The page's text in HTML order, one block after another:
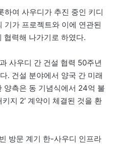
하여 사우디가 추진 중인 키디
기가 프로젝트와 이에 연관된
협력해 나가기로 하였다.
사우디 간 건설 협력 50주년
. 건설 분야에서 양국 간 미래
양측은 동 기념식에서 24억 불
지 2′ 계약이 체결된 것을 환
방문 계기 한-사우디 인프라